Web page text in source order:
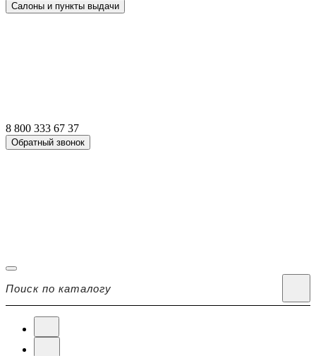
Салоны и пункты выдачи
8 800 333 67 37
Обратный звонок